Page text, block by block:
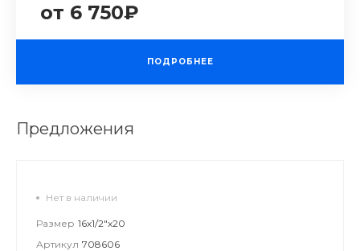
от 6 750₽
ПОДРОБНЕЕ
Предложения
Нет в наличии
Размер 16х1/2"х20
Артикул 708606